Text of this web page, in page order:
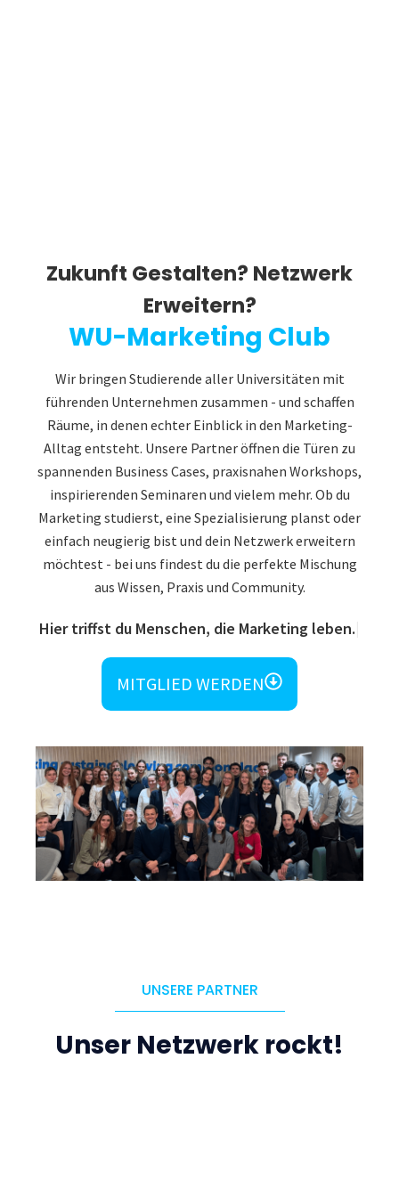
Zukunft Gestalten? Netzwerk
Erweitern?
WU-Marketing Club
Wir bringen Studierende aller Universitäten mit
führenden Unternehmen zusammen - und schaffen
Räume, in denen echter Einblick in den Marketing-
Alltag entsteht. Unsere Partner öffnen die Türen zu
spannenden Business Cases, praxisnahen Workshops,
inspirierenden Seminaren und vielem mehr. Ob du
Marketing studierst, eine Spezialisierung planst oder
einfach neugierig bist und dein Netzwerk erweitern
möchtest - bei uns findest du die perfekte Mischung
aus Wissen, Praxis und Community.
Hier triffst du Menschen, die Marketing leben.
MITGLIED WERDEN
UNSERE PARTNER
Unser Netzwerk rockt!